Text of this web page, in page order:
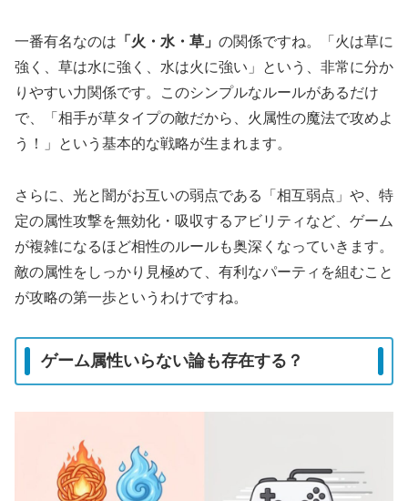
一番有名なのは 「火・水・草」 の関係ですね。「火は草に
強く、草は水に強く、水は火に強い」という、非常に分か
りやすい力関係です。このシンプルなルールがあるだけ
で、「相手が草タイプの敵だから、火属性の魔法で攻めよ
う！」という基本的な戦略が生まれます。
さらに、光と闇がお互いの弱点である「相互弱点」や、特
定の属性攻撃を無効化・吸収するアビリティなど、ゲーム
が複雑になるほど相性のルールも奥深くなっていきます。
敵の属性をしっかり見極めて、有利なパーティを組むこと
が攻略の第一歩というわけですね。
ゲーム属性いらない論も存在する？